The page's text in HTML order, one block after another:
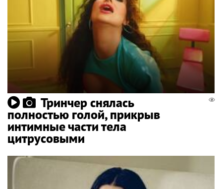
Тринчер снялась
полностью голой, прикрыв
интимные части тела
цитрусовыми